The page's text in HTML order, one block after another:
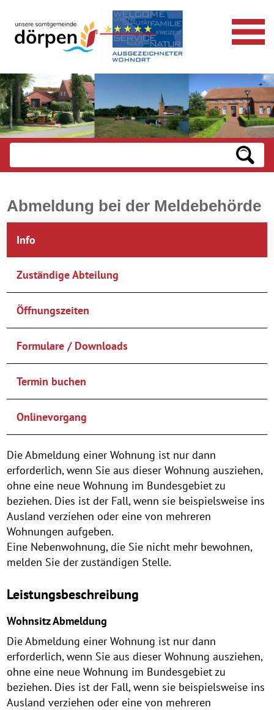
Abmeldung bei der Meldebehörde
Info
Zuständige Abteilung
Öffnungszeiten
Formulare / Downloads
Termin buchen
Onlinevorgang
Die Abmeldung einer Wohnung ist nur dann
erforderlich, wenn Sie aus dieser Wohnung ausziehen,
ohne eine neue Wohnung im Bundesgebiet zu
beziehen. Dies ist der Fall, wenn sie beispielsweise ins
Ausland verziehen oder eine von mehreren
Wohnungen aufgeben.
Eine Nebenwohnung, die Sie nicht mehr bewohnen,
melden Sie der zuständigen Stelle.
Leistungsbeschreibung
Wohnsitz Abmeldung
Die Abmeldung einer Wohnung ist nur dann
erforderlich, wenn Sie aus dieser Wohnung ausziehen,
ohne eine neue Wohnung im Bundesgebiet zu
beziehen. Dies ist der Fall, wenn sie beispielsweise ins
Ausland verziehen oder eine von mehreren